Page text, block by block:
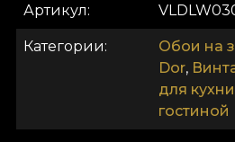
материал — очень
предлагаем три разные
могли выбрать ощущение,
дом. Текстура Smooth —
приятная на ощупь. Canvas
создающий иллюзию
Артикул
Категории Обои на
Dor,
для кухни
гостиной